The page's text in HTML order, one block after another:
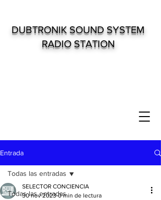
DUBTRONIK SOUND SYSTEM
RADIO STATION
Entrada
Todas las entradas
Todas las entradas
SELECTOR CONCIENCIA
30 nov 2023 0 min de lectura